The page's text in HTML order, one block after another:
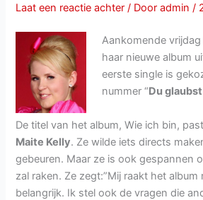
Laat een reactie achter / Dooradmin/
Aankomende
haar nieuwe album
eerste single is
nummer “Du
De titel van het album, Wie ich bin,
Maite Kelly. Ze wilde iets directs
gebeuren. Maar ze is ook gespannen
zal raken. Ze zegt:”Mij raakt het
belangrijk. Ik stel ook de vragen die